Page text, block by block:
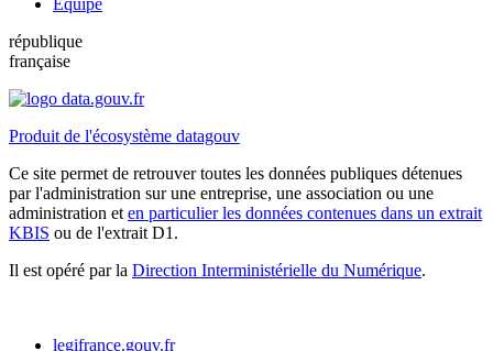
Équipe
république
française
Produit de l'écosystème datagouv
Ce site permet de retrouver toutes les données publiques détenues
par l'administration sur une entreprise, une association ou une
administration et en particulier les données contenues dans un extrait
KBIS ou de l'extrait D1.
Il est opéré par la Direction Interministérielle du Numérique.
legifrance.gouv.fr